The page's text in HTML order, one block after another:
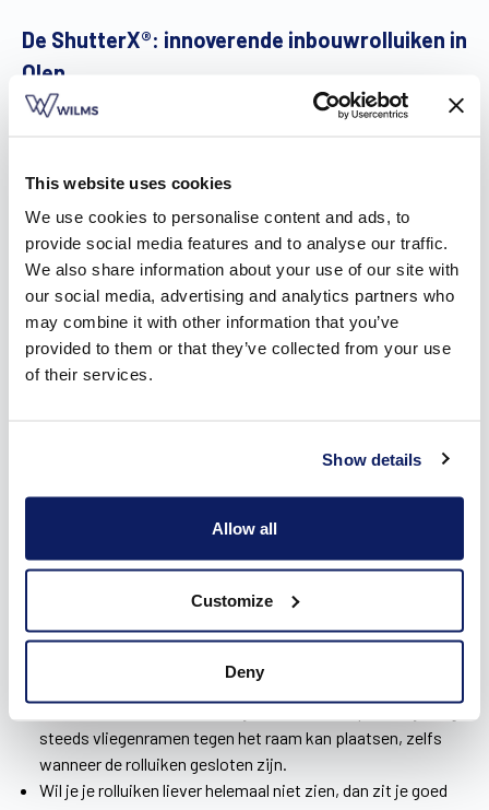
This website uses cookies
We use cookies to personalise content and ads, to
provide social media features and to analyse our traffic.
We also share information about your use of our site with
our social media, advertising and analytics partners who
may combine it with other information that you’ve
provided to them or that they’ve collected from your use
of their services.
Show details
Allow all
Customize
Deny
De ShutterX®: innoverende inbouwrolluiken in
Olen
Bij traditionele inbouwrolluiken treedt er warmteverlies op,
gemaakt. Op de plaats waar de kast zit, nemen ze namelijk
isolatie weg. In dit weggenomen stuk isolatie wordt door de
ShutterX®
een composiet profiel geplaatst, waarop een
luchtdichte folie wordt gelegd. Zo is er geen sprake van een
bouwknoop. Het systeem vangt bovendien
temperatuurverschillen op een zeer efficiënte manier op,
waardoor jij energie bespaart.
drie soorten rolluiken
in
Liever niet te veel breek- en kapwerk? Dan zijn
voorzetrolluiken de ideale keuze. Je plaatst ze eenvoudig
wordt hierdoor niet beïnvloed.
Opbouwrolluiken kan je daarentegen naadloos wegwerken
montage – slechts een klein stukje van de voorplaat van de
kast zichtbaar. Bovendien zijn ze zo ontworpen dat je nog
steeds vliegenramen tegen het raam kan plaatsen, zelfs
wanneer de rolluiken gesloten zijn.
Wil je je rolluiken liever helemaal niet zien, dan zit je goed